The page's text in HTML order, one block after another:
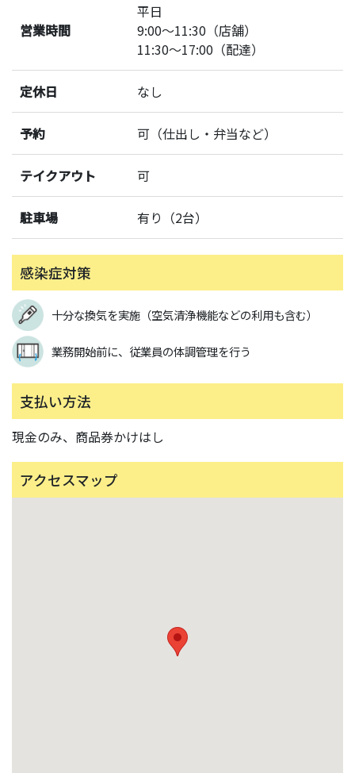
営業時間
平日
9:00〜11:30（店舗）
11:30〜17:00（配達）
定休日 なし
予約 可（仕出し・弁当など）
テイクアウト 可
駐車場 有り（2台）
感染症対策
十分な換気を実施（空気清浄機能などの利用も含む）
業務開始前に、従業員の体調管理を行う
支払い方法
現金のみ、商品券かけはし
アクセスマップ